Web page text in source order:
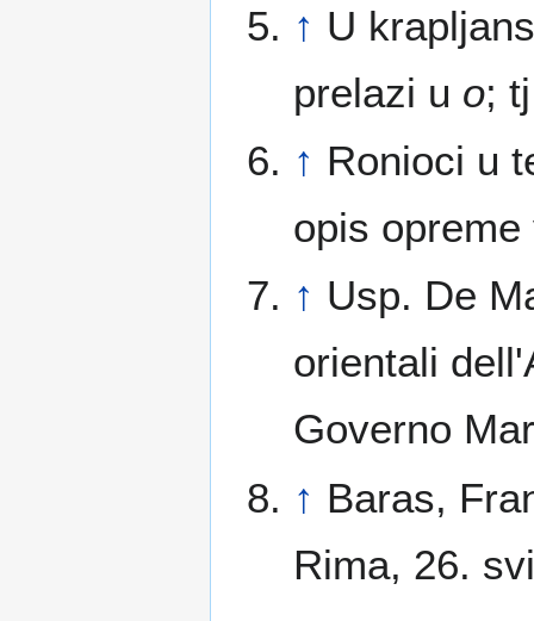
↑ U
prelazi u o;
↑ Ronioci u
opis
↑ Usp. De
orientali
Governo
↑ Baras,
Rima, 26.